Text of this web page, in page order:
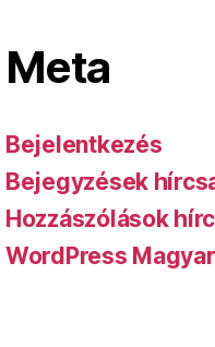
Meta
Bejelentkezés
Bejegyzések
Hozzászólások
WordPress